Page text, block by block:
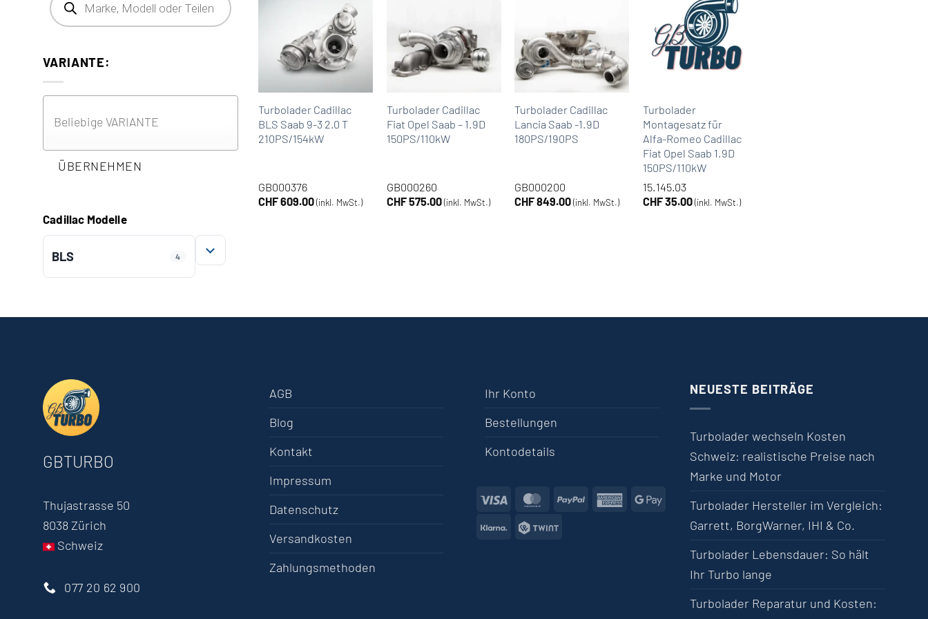
VARIANTE:
ÜBERNEHMEN
Cadillac Modelle
BLS 4 AUFKLAPPEN
Turbolader Cadillac
BLS Saab 9-3 2.0 T
210PS/154kW
GB000376
CHF609.00 (inkl. MwSt.)
Turbolader Cadillac
Fiat Opel Saab – 1.9D
150PS/110kW
GB000260
CHF575.00 (inkl. MwSt.)
Turbolader Cadillac
Lancia Saab -1.9D
180PS/190PS
GB000200
CHF849.00 (inkl. MwSt.)
Turbolader
Montagesatz für
Alfa-Romeo Cadillac
Fiat Opel Saab 1.9D
150PS/110kW
15.145.03
CHF35.00 (inkl. MwSt.)
GBTURBO
Thujastrasse 50
8038 Zürich
Schweiz
077 20 62 900
AGB
Blog
Kontakt
Impressum
Datenschutz
Versandkosten
Zahlungsmethoden
Ihr Konto
Bestellungen
Kontodetails
Visa MasterCard
PayPalAmerican Express
Google Pay
Klarna
Twint
NEUESTE BEITRÄGE
Turbolader wechseln Kosten
Schweiz: realistische Preise nach
Marke und Motor
Turbolader Hersteller im Vergleich:
Garrett, BorgWarner, IHI & Co.
Turbolader Lebensdauer: So hält
Ihr Turbo lange
Turbolader Reparatur und Kosten: